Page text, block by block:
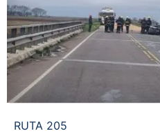
RUTA 205